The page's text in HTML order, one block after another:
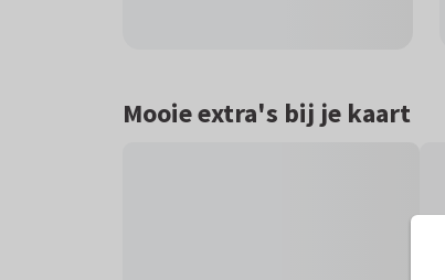
Mooie extra's bij je kaart